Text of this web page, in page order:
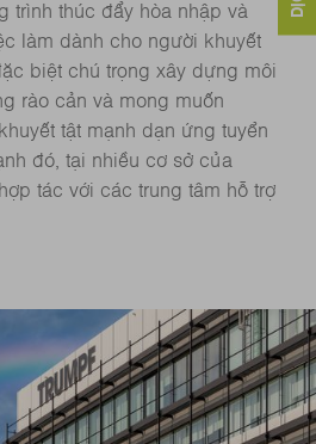
trình thúc đẩy hòa nhập và
làm dành cho người khuyết
biệt chú trọng xây dựng môi
rào cản và mong muốn
tật mạnh dạn ứng tuyển
đó, tại nhiều cơ sở của
tác với các trung tâm hỗ trợ